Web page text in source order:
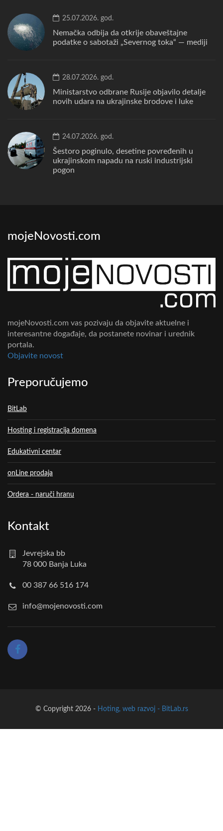
25.07.2026. god.
Nemačka odbija da otkrije obaveštajne
podatke o sabotaži „Severnog toka“ — mediji
28.07.2026. god.
Ministarstvo odbrane Rusije objavilo detalje
novih udara na ukrajinske brodove i luke
24.07.2026. god.
Šestoro poginulo, desetine povređenih u
ukrajinskom napadu na ruski industrijski
pogon
mojeNovosti.com
mojeNovosti.com vas pozivaju da objavite aktuelne i
interesantne događaje, da postanete novinar i urednik
portala.
Objavite novost
Preporučujemo
BitLab
Hosting i registracija domena
Edukativni centar
onLine prodaja
Ordera - naruči hranu
Kontakt
Jevrejska bb
78 000 Banja Luka
00 387 66 516 174
info@mojenovosti.com
© Copyright 2026 - Hoting, web razvoj - BitLab.rs